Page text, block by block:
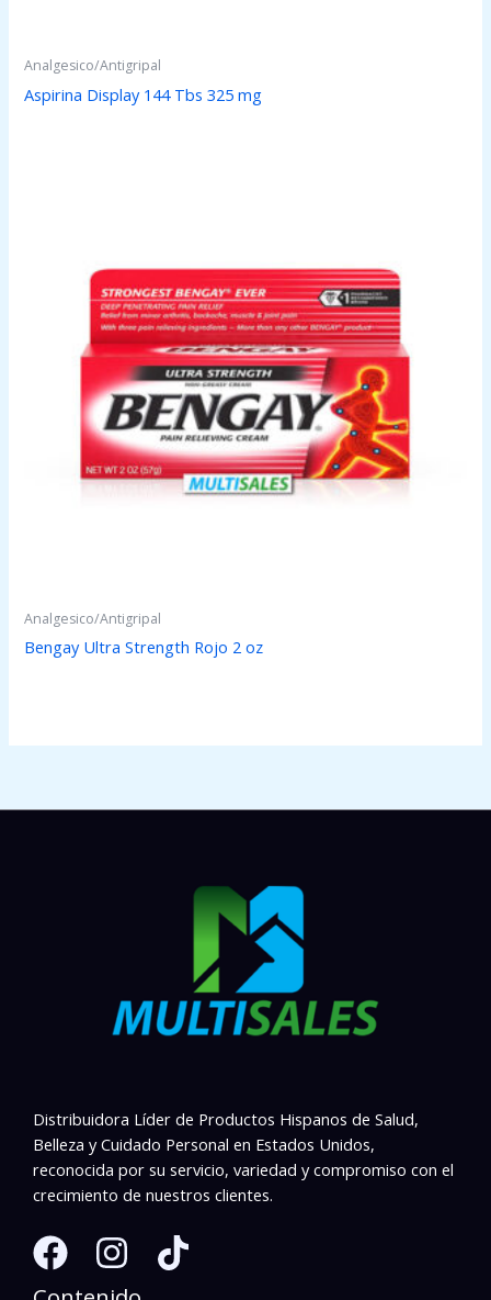
Analgesico/Antigripal
Aspirina Display 144 Tbs 325 mg
Analgesico/Antigripal
Bengay Ultra Strength Rojo 2 oz
Distribuidora Líder de Productos Hispanos de Salud,
Belleza y Cuidado Personal en Estados Unidos,
reconocida por su servicio, variedad y compromiso con el
crecimiento de nuestros clientes.